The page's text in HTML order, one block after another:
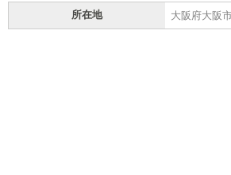
所在地 大阪府大阪